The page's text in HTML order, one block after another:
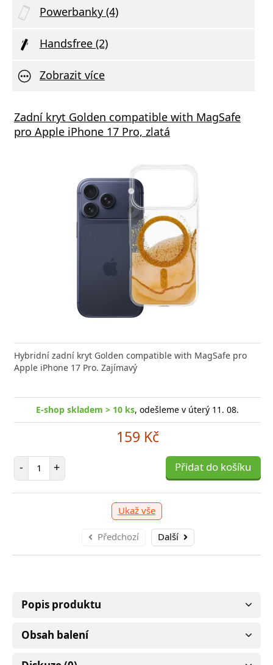
Powerbanky (4)
Handsfree (2)
Zobrazit více
Zadní kryt Golden compatible with MagSafe
pro Apple iPhone 17 Pro, zlatá
Hybridní zadní kryt Golden compatible with MagSafe pro
Apple iPhone 17 Pro. Zajímavý
E-shop skladem > 10 ks, odešleme v úterý 11. 08.
159 Kč
- Počet položek
+ Přidat do košíku
Ukaž vše
Předchozí Další
nabíječka FIXED s 2xUSB výstupem, 17W
Rapid Charge, bílá
FIXED zajistí rychlé a bezpečné nabíjení
moderního smartphonu,
položek
+ Přidat do košíku -
Popis produktu
Obsah balení